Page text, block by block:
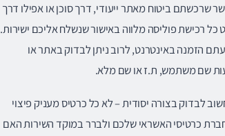
שרכשתם ביטוח מאתר ייעודי, דרך סוכן או אפילו דרך
רכישת פוליסה מלווה באישור שנשלח אליכם ישירות.
הזמנה באינטרנט, לרוב ניתן לבדוק באתר או
שם משתמש, ת.ז או שם מלא.
לבדוק בצורה יסודית – לא כל כרטיס מעניק פיצוי
כרטיסי האשראי שלכם ולברר במוקד השירות האם